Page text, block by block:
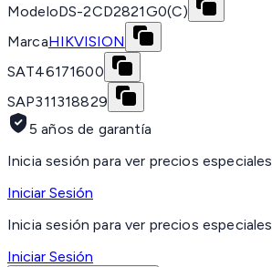
ModeloDS-2CD2821G0(C)
MarcaHIKVISION
SAT46171600
SAP311318829
5 años de garantía
Inicia sesión para ver precios especiales
Iniciar Sesión
Inicia sesión para ver precios especiales
Iniciar Sesión